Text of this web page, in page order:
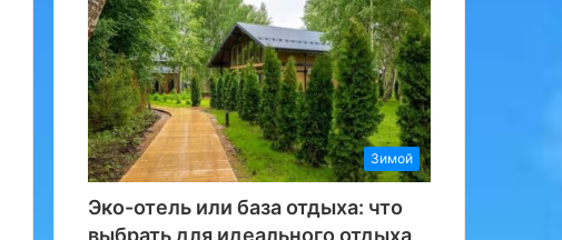
Зимой
Эко-отель или база отдыха: что
выбрать для идеального отдыха